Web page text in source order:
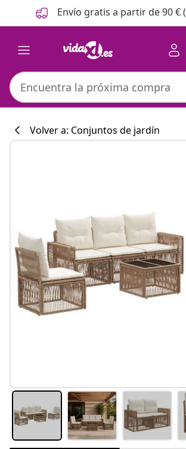
Anterior
Siguiente Envío gratis a partir de 90 €
#sharemevidaxl
Volver a: Conjuntos de jardín